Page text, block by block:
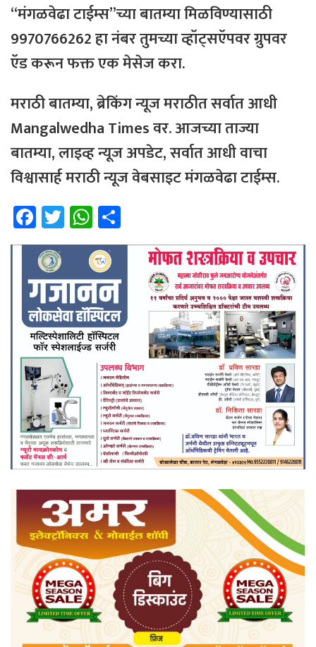
“मंगळवेढा टाईम्स”च्या बातम्या मिळविण्यासाठी
9970766262 हा नंबर तुमच्या व्हॉट्सऍपवर ग्रुपवर
ऍड करून फक्त एक मेसेज करा.
मराठी बातम्या, ब्रेकिंग न्यूज मराठीत सर्वात आधी
Mangalwedha Times वर.आजच्याताज्या
बातम्या,लाइव्हन्यूजअपडेट,सर्वातआधीवाचा
विश्वासार्हमराठीन्यूजवेबसाइटमंगळवेढाटाईम्स.
Fa
ce
b
o
ok
T
wi
er
W
h
at
sA
p
p
ar